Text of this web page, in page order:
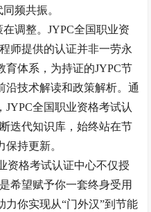
频共振。
在调整。JYPC全国职业资
师提供的认证并非一劳永
育体系，为持证的JYPC节
沿技术解读和政策解析。通
全国职业资格考试认
迭代知识库，始终站在节
持更新。
资格考试认证中心不仅授
希望赋予你一套终身受用
力你实现从“门外汉”到节能